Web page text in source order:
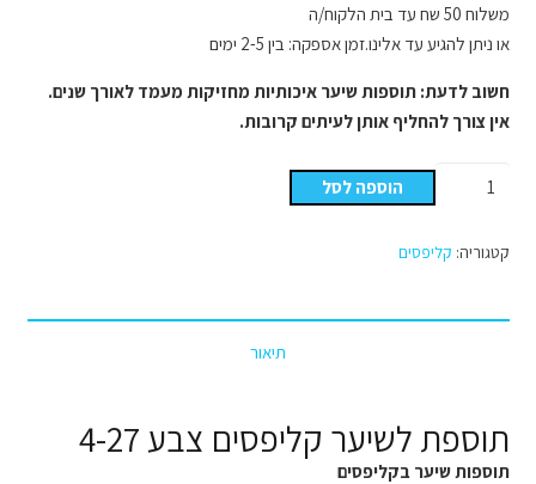
משלוח 50 שח עד בית הלקוח/ה
או ניתן להגיע עד אלינו.זמן אספקה: בין 2-5 ימים
חשוב לדעת: תוספות שיער איכותיות מחזיקות מעמד לאורך שנים.
אין צורך להחליף אותן לעיתים קרובות.
כמות
צבע
4-
הוספה לסל
קטגוריה: קליפסים
תיאור
תוספת לשיער קליפסים צבע 4-27
תוספות שיער בקליפסים